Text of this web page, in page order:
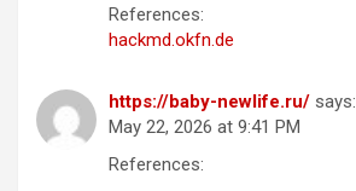
References:
hackmd.okfn.de
https://baby-newlife.ru/ says:
May 22, 2026 at 9:41 PM
References: